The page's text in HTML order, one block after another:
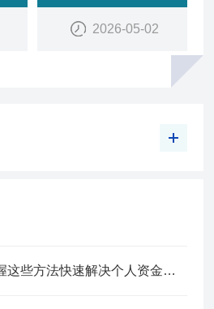
2026-05-02
资金周转遇难题？掌握这些方法快速解决个人资金缺口